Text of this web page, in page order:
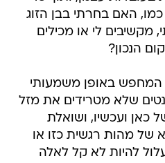
האם בחרתי בבן הזוג
מקשיבים לי או מכילים
הנכון?
באופן משמעותי
שלא מטרידים את מזל
כאן ועכשיו, ושואלת
של מהות רגשית כזו או
להיות לא קל לאלה